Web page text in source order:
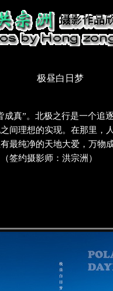
极昼白日梦
真”。北极之行是一个追
间理想的实现。在那里，
最纯净的天地大爱，万物
签约摄影师：洪宗洲）